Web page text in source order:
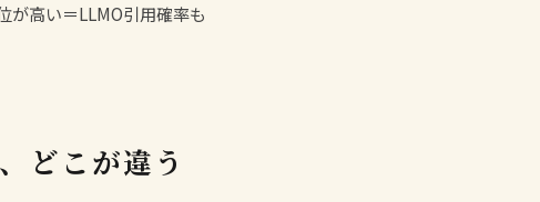
が高い＝LLMO引用確率も
どこが違う